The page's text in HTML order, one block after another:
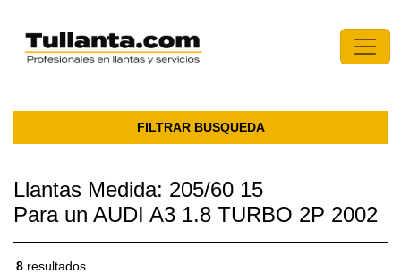
FILTRAR BUSQUEDA
Llantas Medida: 205/60 15
Para un AUDI A3 1.8 TURBO 2P 2002
8 resultados